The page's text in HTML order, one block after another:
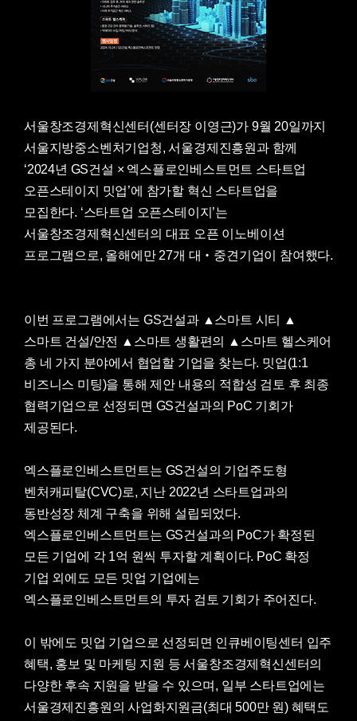
서울창조경제혁신센터(센터장 이영근)가 9월 20일까지
서울지방중소벤처기업청, 서울경제진흥원과 함께
‘2024년 GS건설 × 엑스플로인베스트먼트 스타트업
오픈스테이지 밋업’에 참가할 혁신 스타트업을
모집한다. ‘스타트업 오픈스테이지’는
서울창조경제혁신센터의 대표 오픈 이노베이션
프로그램으로, 올해에만 27개 대‧중견기업이 참여했다.
이번 프로그램에서는 GS건설과 ▲스마트 시티 ▲
스마트 건설/안전 ▲스마트 생활편의 ▲스마트 헬스케어
총 네 가지 분야에서 협업할 기업을 찾는다. 밋업(1:1
비즈니스 미팅)을 통해 제안 내용의 적합성 검토 후 최종
협력기업으로 선정되면 GS건설과의 PoC 기회가
제공된다.
엑스플로인베스트먼트는 GS건설의 기업주도형
벤처캐피탈(CVC)로, 지난 2022년 스타트업과의
동반성장 체계 구축을 위해 설립되었다.
엑스플로인베스트먼트는 GS건설과의 PoC가 확정된
모든 기업에 각 1억 원씩 투자할 계획이다. PoC 확정
기업 외에도 모든 밋업 기업에는
엑스플로인베스트먼트의 투자 검토 기회가 주어진다.
이 밖에도 밋업 기업으로 선정되면 인큐베이팅센터 입주
혜택, 홍보 및 마케팅 지원 등 서울창조경제혁신센터의
다양한 후속 지원을 받을 수 있으며, 일부 스타트업에는
서울경제진흥원의 사업화지원금(최대 500만 원) 혜택도